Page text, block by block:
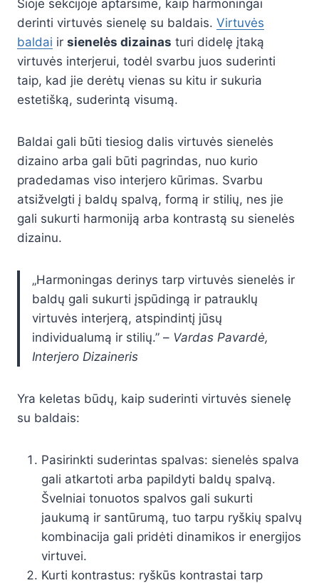
Šioje sekcijoje aptarsime, kaip harmoningai
derinti virtuvės sienelę su baldais. Virtuvės
baldai ir sienelės dizainas turi didelę įtaką
virtuvės interjerui, todėl svarbu juos suderinti
taip, kad jie derėtų vienas su kitu ir sukuria
estetišką, suderintą visumą.
Baldai gali būti tiesiog dalis virtuvės sienelės
dizaino arba gali būti pagrindas, nuo kurio
pradedamas viso interjero kūrimas. Svarbu
atsižvelgti į baldų spalvą, formą ir stilių, nes jie
gali sukurti harmoniją arba kontrastą su sienelės
dizainu.
„Harmoningas derinys tarp virtuvės sienelės ir
baldų gali sukurti įspūdingą ir patrauklų
virtuvės interjerą, atspindintį jūsų
individualumą ir stilių.” – Vardas Pavardė,
Interjero Dizaineris
Yra keletas būdų, kaip suderinti virtuvės sienelę
su baldais:
Pasirinkti suderintas spalvas: sienelės spalva
gali atkartoti arba papildyti baldų spalvą.
Švelniai tonuotos spalvos gali sukurti
jaukumą ir santūrumą, tuo tarpu ryškių spalvų
kombinacija gali pridėti dinamikos ir energijos
virtuvei.
Kurti kontrastus: ryškūs kontrastai tarp